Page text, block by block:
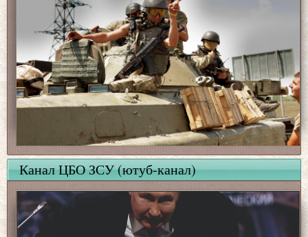
Канал ЦБО ЗСУ (ютуб-канал)